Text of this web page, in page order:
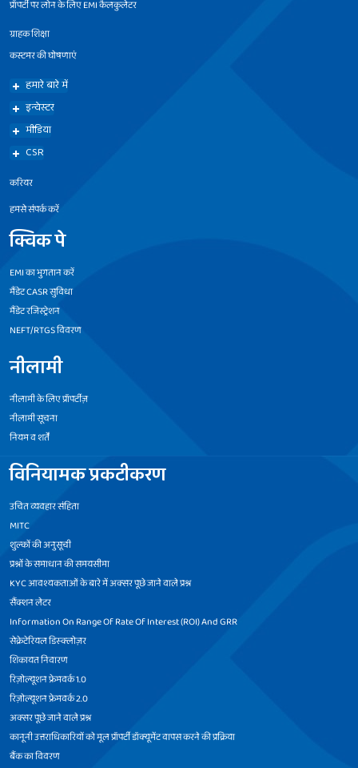
प्रॉपर्टी पर लोन के लिए EMI कैलकुलेटर
ग्राहक शिक्षा
कस्टमर की घोषणाएं
हमारे बारे में
इन्वेस्टर
मीडिया
CSR
करियर
हमसे संपर्क करें
क्विक पे
EMI का भुगतान करें
मैंडेट CASR सुविधा
मैंडेट रजिस्ट्रेशन
NEFT/RTGS विवरण
नीलामी
नीलामी के लिए प्रॉपर्टीज़
नीलामी सूचना
नियम व शर्तें
विनियामक प्रकटीकरण
उचित व्यवहार संहिता
MITC
शुल्कों की अनुसूची
प्रश्नों के समाधान की समयसीमा
KYC आवश्यकताओं के बारे में अक्सर पूछे जाने वाले प्रश्न
सैंक्शन लेटर
Information On Range Of Rate Of Interest (ROI) And GRR
सेक्रेटेरियल डिस्क्लोज़र
शिकायत निवारण
रिज़ोल्यूशन फ्रेमवर्क 1.0
रिज़ोल्यूशन फ्रेमवर्क 2.0
अक्सर पूछे जाने वाले प्रश्न
कानूनी उत्तराधिकारियों को मूल प्रॉपर्टी डॉक्यूमेंट वापस करने की प्रक्रिया
बैंक का विवरण